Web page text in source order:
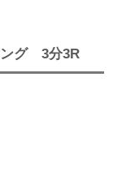
グ 3分3R